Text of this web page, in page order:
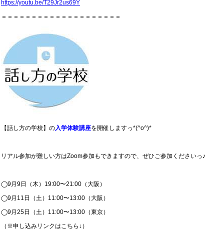
https://youtu.be/T29Jr2us69Y
＝＝＝＝＝＝＝＝＝＝＝＝＝＝＝＝＝＝＝＝
【話し方の学校】の入学体験講座を開催しますっ*(^o^)*
リアル参加が難しい方はZoom参加もできますので、ぜひご参加くださいっ♪
◯9月9日（木）19:00〜21:00（大阪）
◯9月11日（土）11:00〜13:00（大阪）
◯9月25日（土）11:00〜13:00（東京）
（※申し込みリンクはこちら↓）